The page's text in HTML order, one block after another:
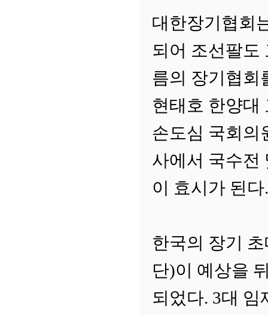
대한장기협회
되어 조선팔도
름의 장기협회
현태호 한양대
손도심 국회의
사에서 국수전
이 효시가 된다.
한국의 장기
단)이 예상을
되었다. 3대 임